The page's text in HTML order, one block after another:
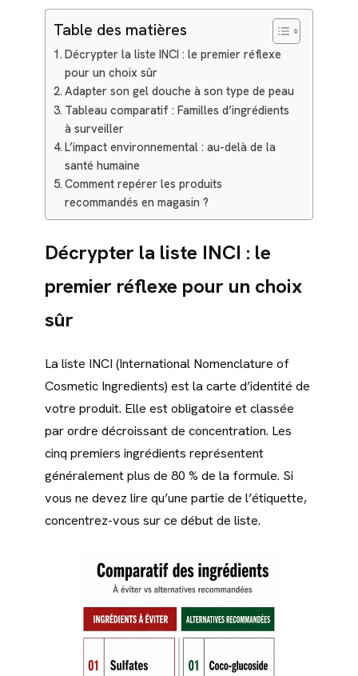
Table des matières
Décrypter la liste INCI : le premier réflexe
pour un choix sûr
Adapter son gel douche à son type de peau
Tableau comparatif : Familles d’ingrédients
à surveiller
L’impact environnemental : au-delà de la
santé humaine
Comment repérer les produits
recommandés en magasin ?
Décrypter la liste INCI : le
premier réflexe pour un choix
sûr
La liste INCI (International Nomenclature of
Cosmetic Ingredients) est la carte d’identité de
votre produit. Elle est obligatoire et classée
par ordre décroissant de concentration. Les
cinq premiers ingrédients représentent
généralement plus de 80 % de la formule. Si
vous ne devez lire qu’une partie de l’étiquette,
concentrez-vous sur ce début de liste.